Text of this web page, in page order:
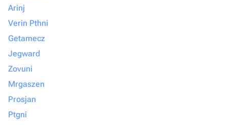
Arinj
Verin Pthni
Getamecz
Jegward
Zovuni
Mrgaszen
Prosjan
Ptgni